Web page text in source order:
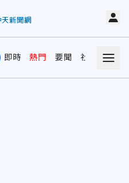
即時 熱門 要聞 社會 娛樂